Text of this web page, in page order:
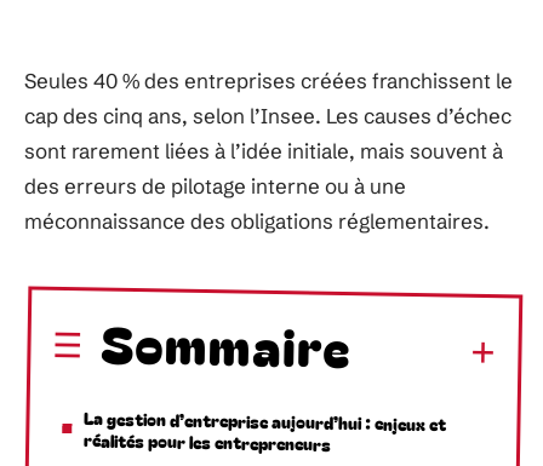
Seules 40 % des entreprises créées franchissent le
cap des cinq ans, selon l’Insee. Les causes d’échec
sont rarement liées à l’idée initiale, mais souvent à
des erreurs de pilotage interne ou à une
méconnaissance des obligations réglementaires.
Sommaire
La gestion d’entreprise aujourd’hui : enjeux et
réalités pour les entrepreneurs